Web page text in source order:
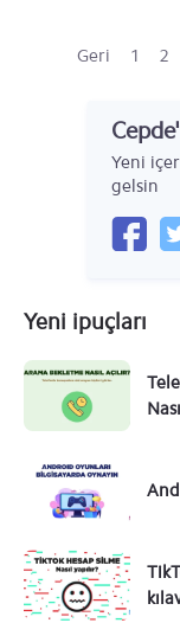
Geri 1 2
Yeni
gelsin
Yeni ipuçları